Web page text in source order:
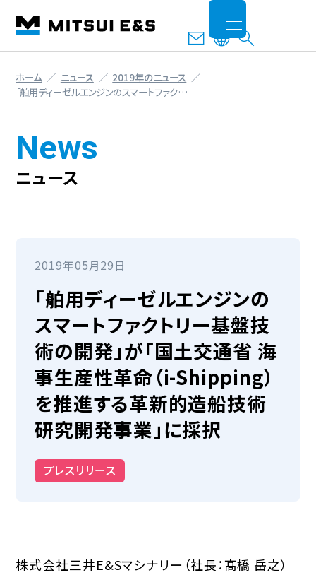
ホーム ニュース
2019年のニュース
「舶用ディーゼルエンジンのスマートファク…
News
ニュース
2019年05月29日
「舶用ディーゼルエンジンの
スマートファクトリー基盤技
術の開発」が「国土交通省 海
事生産性革命（i-Shipping）
を推進する革新的造船技術
研究開発事業」に採択
プレスリリース
株式会社三井E&Sマシナリー（社長：髙橋 岳之）